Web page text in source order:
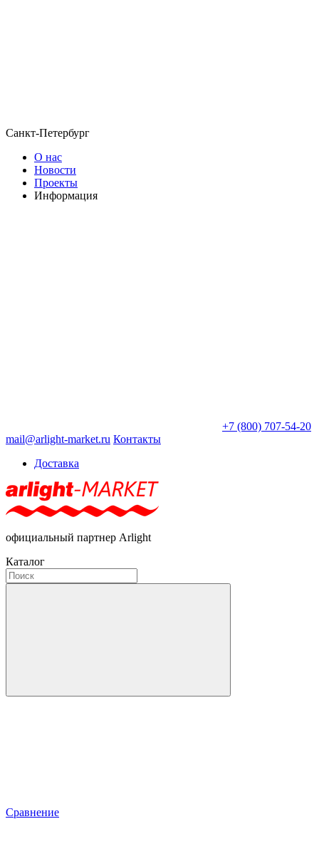
Санкт-Петербург
О нас
Новости
Проекты
Информация
+7 (800) 707-54-20
mail@arlight-market.ru Контакты
Доставка
официальный партнер Arlight
Каталог
Сравнение